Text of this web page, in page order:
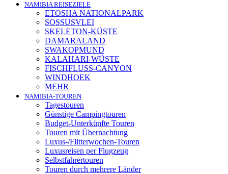
NAMIBIA REISEZIELE
ETOSHA NATIONALPARK
SOSSUSVLEI
SKELETON-KÜSTE
DAMARALAND
SWAKOPMUND
KALAHARI-WÜSTE
FISCHFLUSS-CANYON
WINDHOEK
MEHR
NAMIBIA-TOUREN
Tagestouren
Günstige Campingtouren
Budget-Unterkünfte Touren
Touren mit Übernachtung
Luxus-/Flitterwochen-Touren
Luxusreisen per Flugzeug
Selbstfahrertouren
Touren durch mehrere Länder